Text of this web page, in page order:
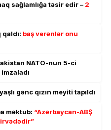
sağlamlığa təsir edir – 2
baş verənlər onu
NATO-nun 5-ci
gənc qızın meyiti tapıldı
məktub: “Azərbaycan-ABŞ